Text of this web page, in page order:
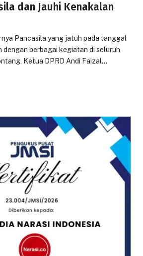
dan Jauhi Kenakalan
Pancasila yang jatuh pada tanggal
dengan berbagai kegiatan di seluruh
Ketua DPRD Andi Faizal…